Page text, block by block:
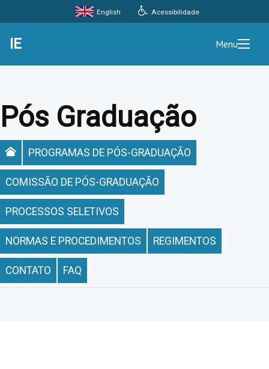
Acessibilidade
English
IE Menu
Pós Graduação
PROGRAMAS DE PÓS-GRADUAÇÃO
COMISSÃO DE PÓS-GRADUAÇÃO
PROCESSOS SELETIVOS
NORMAS E PROCEDIMENTOS REGIMENTOS
CONTATO FAQ